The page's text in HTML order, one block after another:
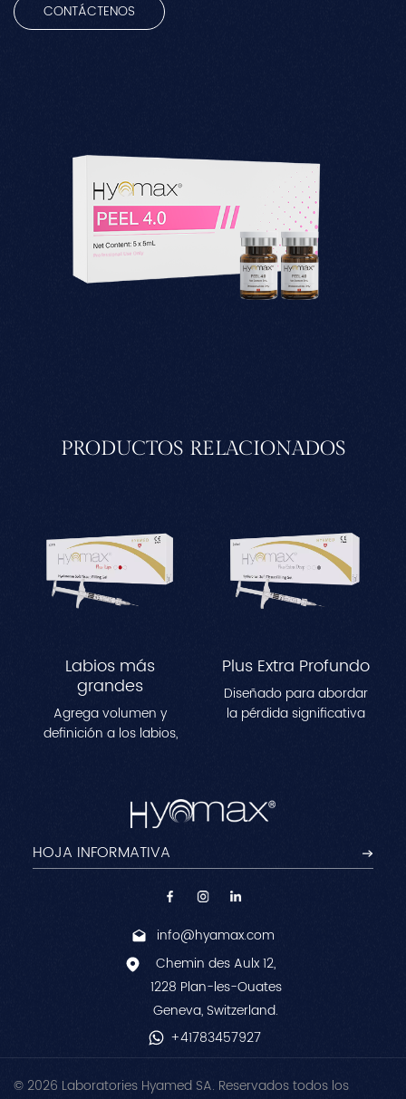
CONTÁCTENOS
PRODUCTOS RELACIONADOS
Labios más
grandes
Agrega volumen y
definición a los labios,
para remodelar las
líneas de los labios y
lograr un efecto
voluminoso y natural.
Plus Extra Profundo
Diseñado para abordar
la pérdida significativa
contornos faciales al
para una apariencia
juvenil y esculpida.
info@hyamax.com
Chemin des Aulx 12,
1228 Plan-les-Ouates
Geneva, Switzerland.
+41783457927
© 2026 Laboratories Hyamed SA. Reservados todos los